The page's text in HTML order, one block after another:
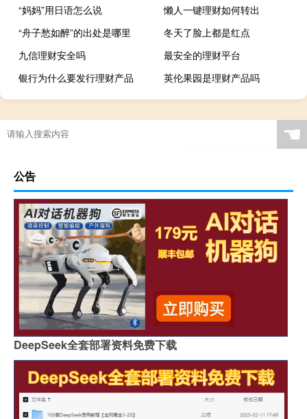
“妈妈”用日语怎么说
懒人一键理财如何转出
“舟子愁如醉”的出处是哪里
冬天了脸上都是红点
九信理财安全吗
最安全的理财平台
银行为什么要发行理财产品
英伦果园是理财产品吗
☚
公告
DeepSeek全套部署资料免费下载